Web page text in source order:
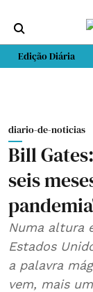
Edição Diária
diario-de-noticias
Bill
seis
Numa altura
Estados
a palavra
vem, mais